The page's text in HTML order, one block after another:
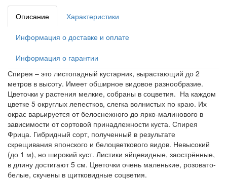
Описание Характеристики
Информация о доставке и оплате
Информация о гарантии
Спирея – это листопадный кустарник, вырастающий до 2
метров в высоту. Имеет обширное видовое разнообразие.
Цветочки у растения мелкие, собраны в соцветия. На каждом
цветке 5 округлых лепестков, слегка волнистых по краю. Их
окрас варьируется от белоснежного до ярко-малинового в
зависимости от сортовой принадлежности куста. Спирея
Фрица. Гибридный сорт, полученный в результате
скрещивания японского и белоцветкового видов. Невысокий
(до 1 м), но широкий куст. Листики яйцевидные, заострённые,
в длину достигают 5 см. Цветочки очень маленькие, розовато-
белые, скучены в щитковидные соцветия.